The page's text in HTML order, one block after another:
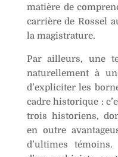
matière de
carrière de Rossel
la magistrature.
Par ailleurs, une
naturellement à
d’expliciter les
cadre historique :
trois historiens,
en outre
d’ultimes